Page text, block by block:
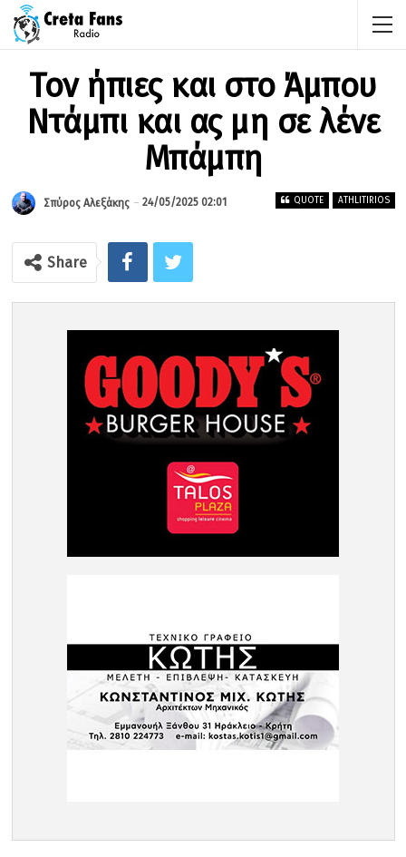
Τον ήπιες και στο Άμπου
Ντάμπι και ας μη σε λένε
Μπάμπη
QUOTE ATHLITIRIOS
Σπύρος Αλεξάκης 24/05/2025 02:01
Share